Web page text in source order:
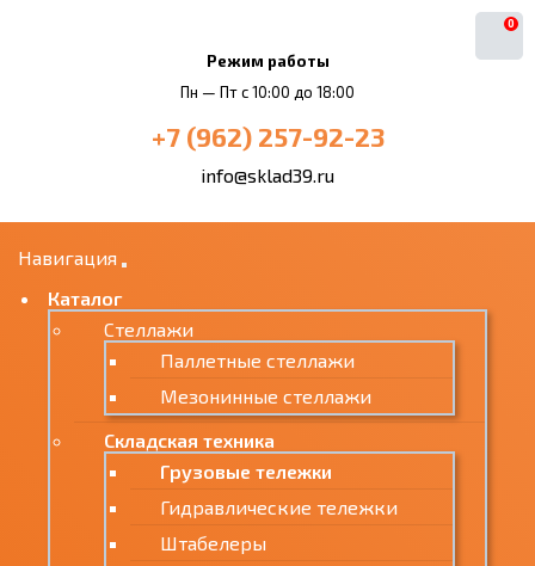
Режим работы
Пн — Пт с 10:00 до 18:00
0
+7 (962) 257-92-23
info@sklad39.ru
Навигация
Каталог
Стеллажи
Паллетные стеллажи
Мезонинные стеллажи
Складская техника
Грузовые тележки
Гидравлические тележки
Штабелеры